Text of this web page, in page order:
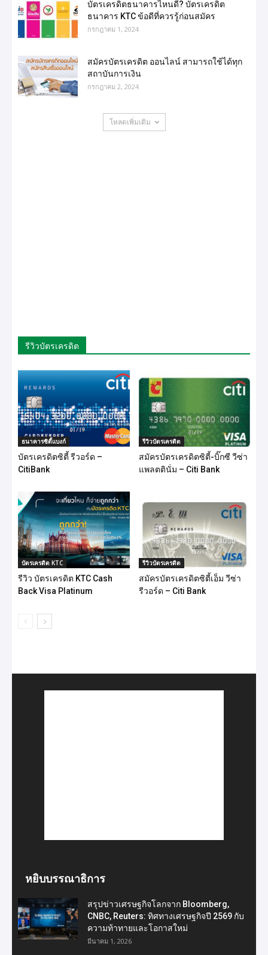
บัตรเครดิตธนาคารไหนดี? บัตรเครดิต
ธนาคาร KTC ข้อดีที่ควรรู้ก่อนสมัคร
กรกฎาคม 1, 2024
สมัครบัตรเครดิต ออนไลน์ สามารถใช้ได้ทุก
สถาบันการเงิน
กรกฎาคม 2, 2024
โหลดเพิ่มเติม
รีวิวบัตรเครดิต
ธนาคารซิตี้แบงก์
บัตรเครดิตซิตี้ รีวอร์ด –
CitiBank
รีวิวบัตรเครดิต
สมัครบัตรเครดิตซิตี้-บิ๊กซี วีซ่า
แพลตตินั่ม – Citi Bank
บัตรเครดิต KTC
รีวิว บัตรเครดิต KTC Cash
Back Visa Platinum
รีวิวบัตรเครดิต
สมัครบัตรเครดิตซิตี้เอ็ม วีซ่า
รีวอร์ด – Citi Bank
หยิบบรรณาธิการ
สรุปข่าวเศรษฐกิจโลกจาก Bloomberg,
CNBC, Reuters: ทิศทางเศรษฐกิจปี 2569 กับ
ความท้าทายและโอกาสใหม่
มีนาคม 1, 2026